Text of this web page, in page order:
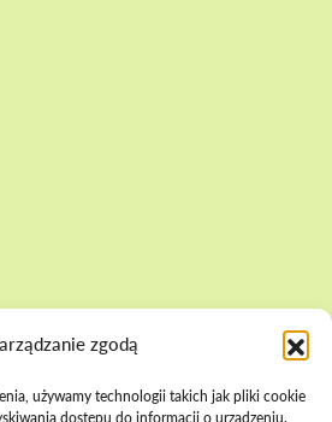
zgodą
używamy technologii takich jak pliki cookie
dostępu do informacji o urządzeniu.